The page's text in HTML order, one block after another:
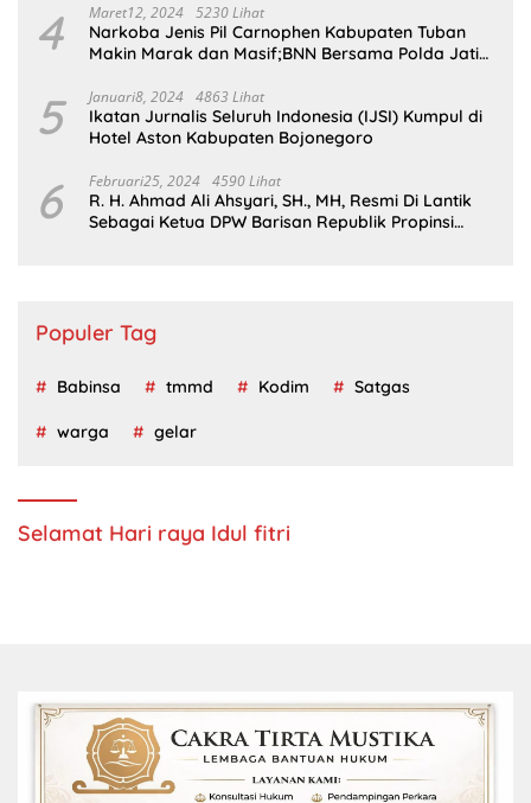
4 Maret12, 2024 5230 Lihat
Narkoba Jenis Pil Carnophen Kabupaten Tuban
Makin Marak dan Masif;BNN Bersama Polda Jatim
5 Januari8, 2024 4863 Lihat
Ikatan Jurnalis Seluruh Indonesia (IJSI) Kumpul di
Hotel Aston Kabupaten Bojonegoro
6 Februari25, 2024 4590 Lihat
R. H. Ahmad Ali Ahsyari, SH., MH, Resmi Di Lantik
Sebagai Ketua DPW Barisan Republik Propinsi
Populer Tag
Babinsa tmmd Kodim Satgas
warga gelar
Selamat Hari raya Idul fitri